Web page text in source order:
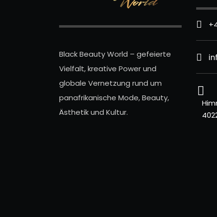
Black Beauty World – gefeierte
Vielfalt, kreative Power und
globale Vernetzung rund um
panafrikanische Mode, Beauty,
Ästhetik und Kultur.